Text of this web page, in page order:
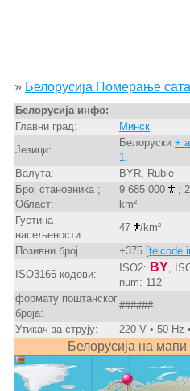
» Белорусија Померање
Белорусија инфо:
Главни град:
Минск
Језици:
Белоруски +
1
Валута:
BYR, Ruble
Број становника ;
Област:
9 685 000
;
km²
Густина
насељености:
47
/km²
Позивни број
+375 [
ISO3166 кодови:
ISO2: BY ,
num: 112
формату поштанског
броја:
######
Утикач за струју:
220 V • 50 Hz •
Белорусија на мапи